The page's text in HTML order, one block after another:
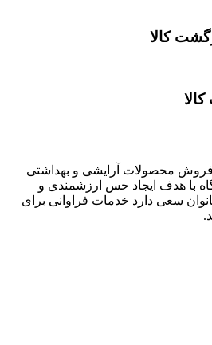
فروش محصولات آرایشی و بهداشتی
با هدف ایجاد حس ارزشمندی و
سعی دارد خدمات فراوانی برای